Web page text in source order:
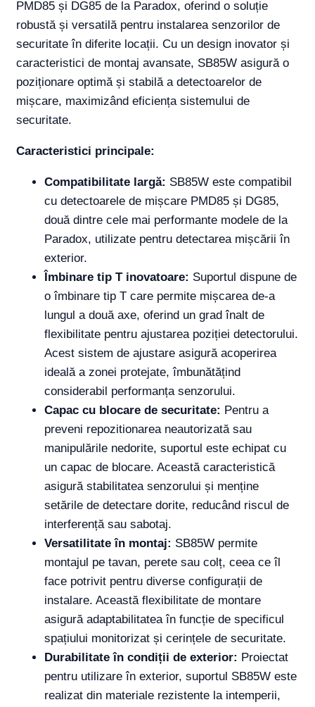
PMD85 și DG85 de la Paradox, oferind o soluție
robustă și versatilă pentru instalarea senzorilor de
securitate în diferite locații. Cu un design inovator și
caracteristici de montaj avansate, SB85W asigură o
poziționare optimă și stabilă a detectoarelor de
mișcare, maximizând eficiența sistemului de
securitate.
Caracteristici principale:
Compatibilitate largă: SB85W este compatibil
cu detectoarele de mișcare PMD85 și DG85,
două dintre cele mai performante modele de la
Paradox, utilizate pentru detectarea mișcării în
exterior.
Îmbinare tip T inovatoare: Suportul dispune de
o îmbinare tip T care permite mișcarea de-a
lungul a două axe, oferind un grad înalt de
flexibilitate pentru ajustarea poziției detectorului.
Acest sistem de ajustare asigură acoperirea
ideală a zonei protejate, îmbunătățind
considerabil performanța senzorului.
Capac cu blocare de securitate: Pentru a
preveni repozitionarea neautorizată sau
manipulările nedorite, suportul este echipat cu
un capac de blocare. Această caracteristică
asigură stabilitatea senzorului și menține
setările de detectare dorite, reducând riscul de
interferență sau sabotaj.
Versatilitate în montaj: SB85W permite
montajul pe tavan, perete sau colț, ceea ce îl
face potrivit pentru diverse configurații de
instalare. Această flexibilitate de montare
asigură adaptabilitatea în funcție de specificul
spațiului monitorizat și cerințele de securitate.
Durabilitate în condiții de exterior: Proiectat
pentru utilizare în exterior, suportul SB85W este
realizat din materiale rezistente la intemperii,